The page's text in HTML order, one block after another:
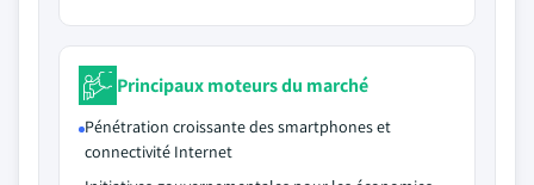
Principaux moteurs du marché
Pénétration croissante des smartphones et
connectivité Internet